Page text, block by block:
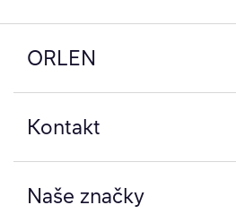
ORLEN
Kontakt
Naše značky